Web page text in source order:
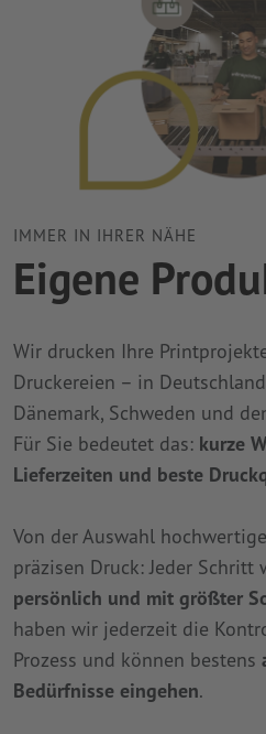
IMMER IN IHRER NÄHE
Eigene
Wir drucken Ihre
Druckereien – in
Dänemark, Schweden und
Für Sie bedeutet das: kurze
Lieferzeiten und beste
Von der Auswahl
präzisen Druck: Jeder
persönlich und mit größter
haben wir jederzeit die
Prozess und können bestens
Bedürfnisse eingehen.